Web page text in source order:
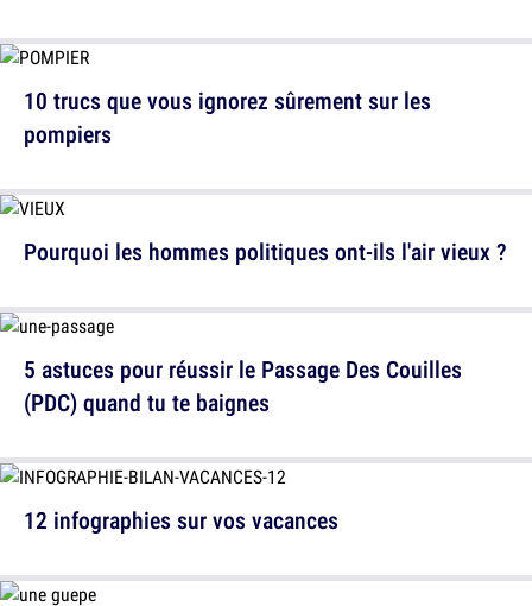
10 trucs que vous ignorez sûrement sur les
pompiers
5 astuces pour réussir le Passage Des Couilles
(PDC) quand tu te baignes
Pourquoi les hommes politiques ont-ils l'air vieux ?
12 infographies sur vos vacances